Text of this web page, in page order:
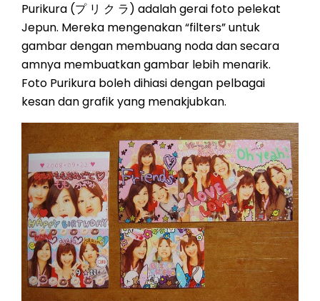
Purikura (プ リ ク ラ) adalah gerai foto pelekat
Jepun. Mereka mengenakan “filters” untuk
gambar dengan membuang noda dan secara
amnya membuatkan gambar lebih menarik.
Foto Purikura boleh dihiasi dengan pelbagai
kesan dan grafik yang menakjubkan.